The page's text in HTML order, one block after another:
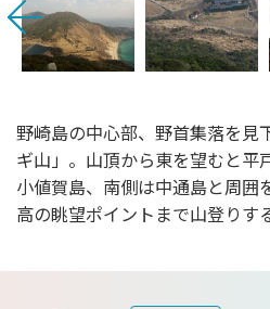
野崎島の中心部、野首集落を見
ギ山」。山頂から東を望むと平
小値賀島、南側は中通島と周囲
高の眺望ポイントまで山登りす